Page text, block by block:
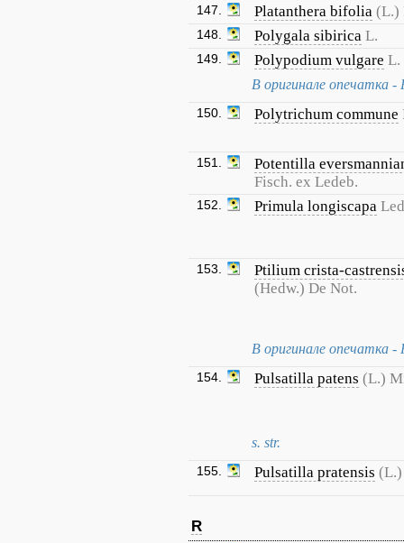
147. Platanthera bifolia (L.)
148. Polygala sibirica L.
149. Polypodium vulgare L.
В оригинале опечатка -
150. Polytrichum commune
151.
Potentilla
Fisch. ex Ledeb.
152. Primula longiscapa
153.
Ptilium crista-
(Hedw.) De Not.
В оригинале опечатка -
154. Pulsatilla patens (L.)
s. str.
155. Pulsatilla pratensis
R